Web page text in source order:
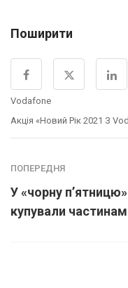
Поширити
Vodafone
Акція «Новий Рік 2021 З
ПОПЕРЕДНЯ
У «чорну
купували